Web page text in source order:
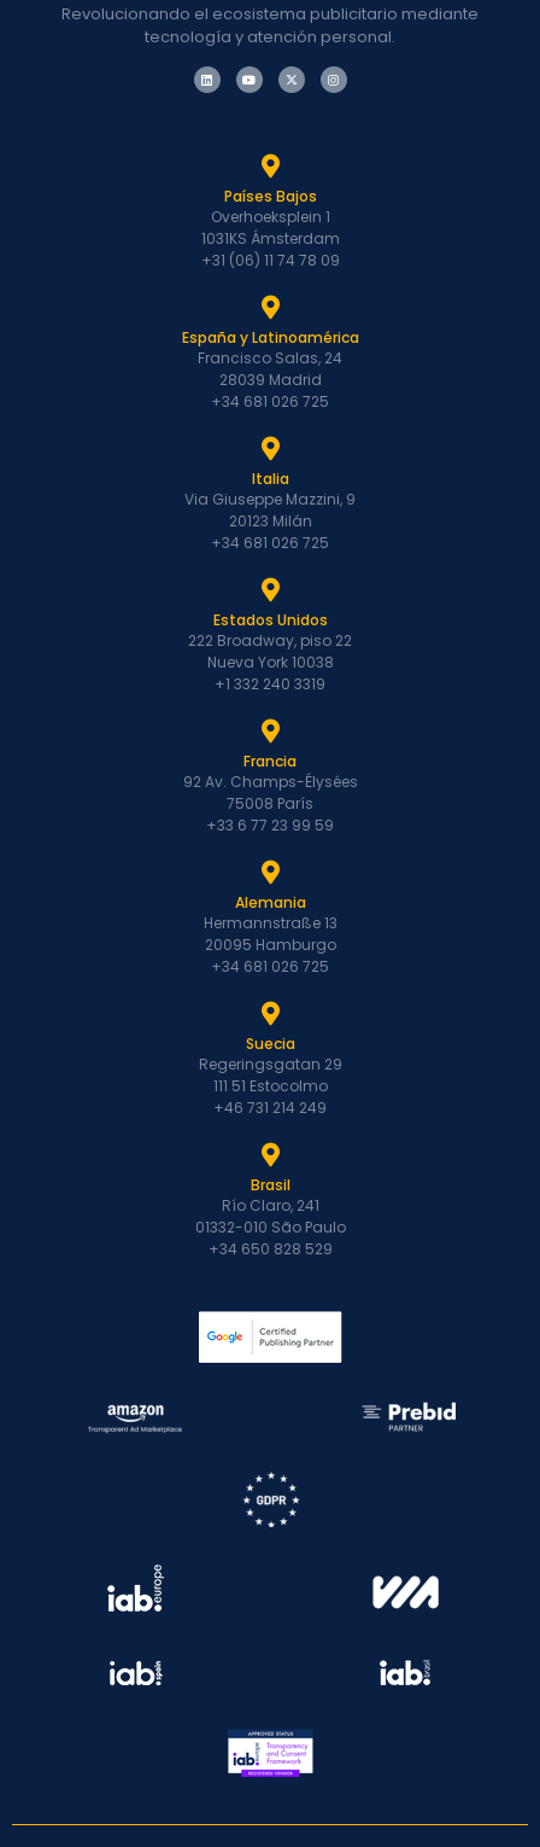
Revolucionando el ecosistema publicitario mediante
tecnología y atención personal.
Países Bajos
Overhoeksplein 1
1031KS Ámsterdam
+31 (06) 11 74 78 09
España y Latinoamérica
Francisco Salas, 24
28039 Madrid
+34 681 026 725
Italia
Via Giuseppe Mazzini, 9
20123 Milán
+34 681 026 725
Estados Unidos
222 Broadway, piso 22
Nueva York 10038
+1 332 240 3319
Francia
92 Av. Champs-Élysées
75008 París
+33 6 77 23 99 59
Alemania
Hermannstraße 13
20095 Hamburgo
+34 681 026 725
Suecia
Regeringsgatan 29
111 51 Estocolmo
+46 731 214 249
Brasil
Río Claro, 241
01332-010 São Paulo
+34 650 828 529